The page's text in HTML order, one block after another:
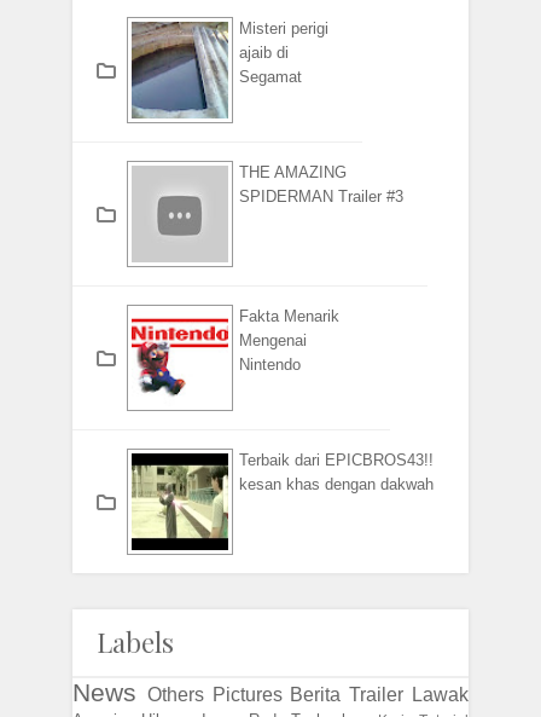
Misteri perigi
ajaib di
Segamat
THE AMAZING
SPIDERMAN Trailer #3
Fakta Menarik
Mengenai
Nintendo
Terbaik dari EPICBROS43!!
kesan khas dengan dakwah
Labels
News Others Pictures Berita Trailer Lawak